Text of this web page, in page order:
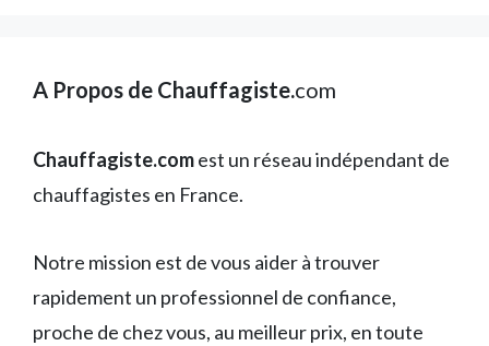
A Propos de Chauffagiste.com
Chauffagiste.comest un réseau indépendant de
chauffagistes en France.
Notre mission est de vous aider à trouver
rapidement un professionnel de confiance,
proche de chez vous, au meilleur prix, en toute